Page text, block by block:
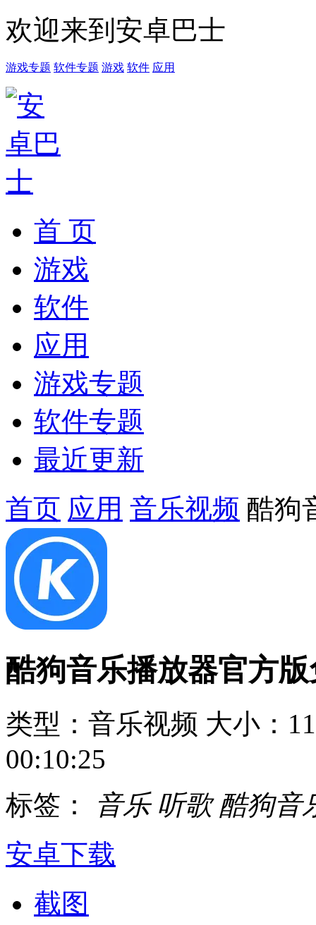
欢迎来到安卓巴士
游戏专题 软件专题 游戏 软件 应用
首 页
游戏
软件
应用
游戏专题
软件专题
最近更新
首页 应用 音乐视频 酷狗
酷狗音乐播放器官方
类型：音乐视频 大小：
00:10:25
标签：
音乐 听歌 酷狗音
安卓下载
截图